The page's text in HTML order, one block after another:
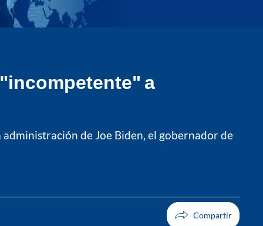
a
de Joe Biden, el gobernador de